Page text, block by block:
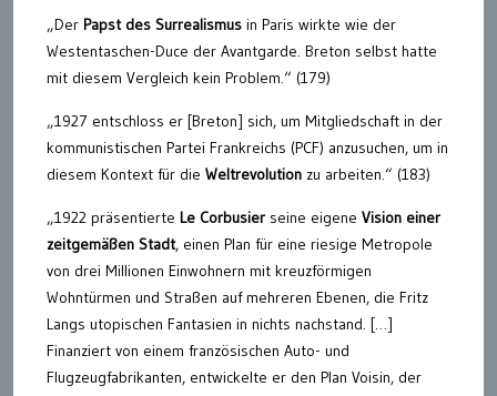
„Der Papst des Surrealismus in Paris wirkte wie der
Westentaschen-Duce der Avantgarde. Breton selbst hatte
mit diesem Vergleich kein Problem.“ (179)
„1927 entschloss er [Breton] sich, um Mitgliedschaft in der
kommunistischen Partei Frankreichs (PCF) anzusuchen, um in
diesem Kontext für die Weltrevolution zu arbeiten.“ (183)
„1922 präsentierte Le Corbusier seine eigene Vision einer
zeitgemäßen Stadt, einen Plan für eine riesige Metropole
von drei Millionen Einwohnern mit kreuzförmigen
Wohntürmen und Straßen auf mehreren Ebenen, die Fritz
Langs utopischen Fantasien in nichts nachstand. […]
Finanziert von einem französischen Auto- und
Flugzeugfabrikanten, entwickelte er den Plan Voisin, der